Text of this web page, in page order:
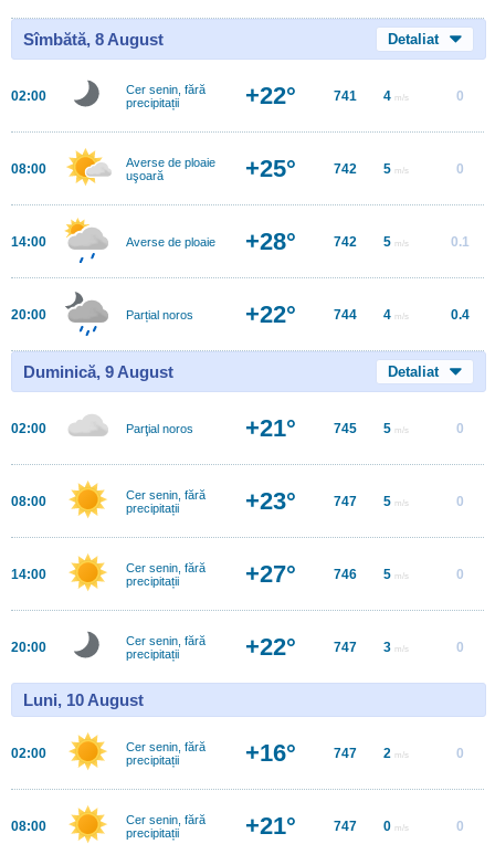
Sîmbătă, 8 August Detaliat
02:00
Cer senin, fără
precipitații
+22° 741 4 m/s 0
08:00
Averse de ploaie
uşoară
+25° 742 5 m/s 0
14:00 Averse de ploaie +28° 742 5 m/s 0.1
20:00 Parțial noros +22° 744 4 m/s 0.4
Duminică, 9 August Detaliat
02:00 Parţial noros +21° 745 5 m/s 0
08:00
Cer senin, fără
precipitații
+23° 747 5 m/s 0
14:00
Cer senin, fără
precipitații
+27° 746 5 m/s 0
20:00
Cer senin, fără
precipitații
+22° 747 3 m/s 0
Luni, 10 August
02:00
Cer senin, fără
precipitații
+16° 747 2 m/s 0
08:00
Cer senin, fără
precipitații
+21° 747 0 m/s 0